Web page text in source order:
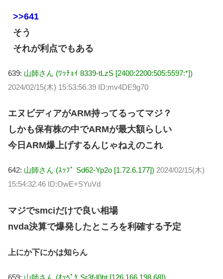
>>641
そう
それが利点でもある
639: 山師さん (ﾜｯﾁｮｲ 8339-tLzS [2400:2200:505:5597:*])
2024/02/15(木) 15:53:56.39 ID:mv4DE9g70
エヌビディアがARM持ってるってマジ？
しかも保有株の中でARMが最大額らしい
今日ARM爆上げするんじゃねえのこれ
642: 山師さん (ｽｯﾌﾟ Sd62-Yp2o [1.72.6.177]) 2024/02/15(木)
15:54:32.46 ID:OwE+SYuVd
マジでsmciだけで良い相場
nvda決算で爆発したところを利確する予定
上にか下にかは知らん